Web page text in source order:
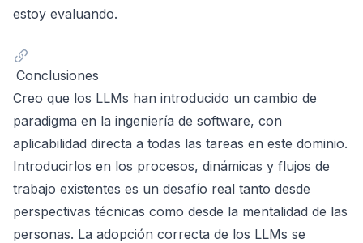
estoy evaluando.
Conclusiones
Creo que los LLMs han introducido un cambio de
paradigma en la ingeniería de software, con
aplicabilidad directa a todas las tareas en este dominio.
Introducirlos en los procesos, dinámicas y flujos de
trabajo existentes es un desafío real tanto desde
perspectivas técnicas como desde la mentalidad de las
personas. La adopción correcta de los LLMs se